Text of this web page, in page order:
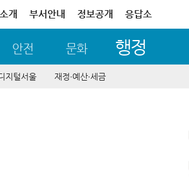
개 부서안내 정보공개 응답소
안전 문화 행정
지털서울 재정∙예산∙세금